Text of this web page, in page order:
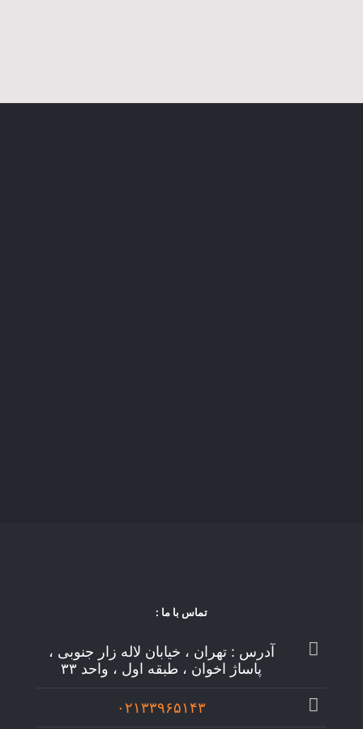
تماس با ما :
آدرس : تهران ، خیابان لاله زار جنوبی ،
پاساژ اخوان ، طبقه اول ، واحد ۳۳
۰۲۱۳۳۹۶۵۱۴۳